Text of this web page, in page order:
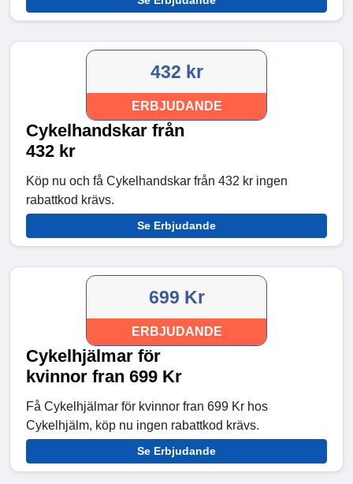
432 kr
ERBJUDANDE
Cykelhandskar från
432 kr
Köp nu och få Cykelhandskar från 432 kr ingen
rabattkod krävs.
Se Erbjudande
699 Kr
ERBJUDANDE
Cykelhjälmar för
kvinnor fran 699 Kr
Få Cykelhjälmar för kvinnor fran 699 Kr hos
Cykelhjälm, köp nu ingen rabattkod krävs.
Se Erbjudande